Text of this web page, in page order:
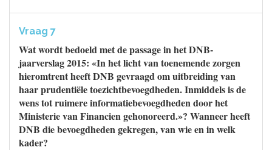
Vraag 7
Wat wordt bedoeld met de passage in het DNB-
jaarverslag 2015: «In het licht van toenemende zorgen
hieromtrent heeft DNB gevraagd om uitbreiding van
haar prudentiële toezichtbevoegdheden. Inmiddels is de
wens tot ruimere informatiebevoegdheden door het
Ministerie van Financien gehonoreerd.»? Wanneer heeft
DNB die bevoegdheden gekregen, van wie en in welk
kader?